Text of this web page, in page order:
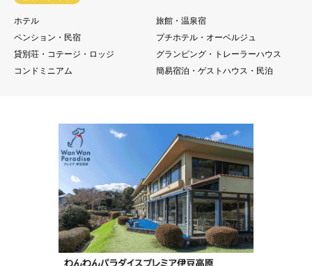
ホテル
旅館・温泉宿
ペンション・民宿
プチホテル・オーベルジュ
貸別荘・コテージ・ロッジ
グランピング・トレーラーハウス
コンドミニアム
簡易宿泊・ゲストハウス・民泊